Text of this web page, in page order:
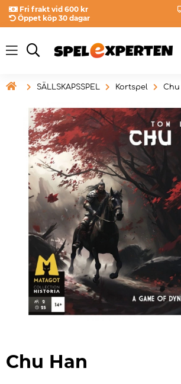
Fri frakt vid 600 kr
Öppet köp 30 dagar
 SÄLLSKAPSSPEL Kortspel
Chu Han